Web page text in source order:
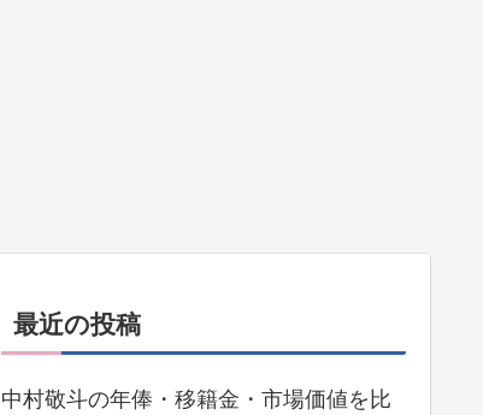
最近の投稿
中村敬斗の年俸・移籍金・市場価値を比